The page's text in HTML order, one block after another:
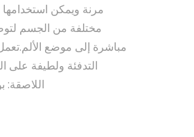
مرنة ويمكن
مختلفة من الجسم
مباشرة إلى موضع
التدفئة ولطيفة على
اللاصقة: